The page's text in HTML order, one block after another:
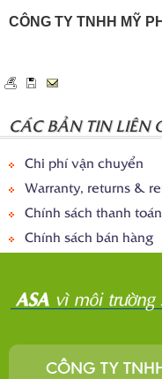
CÔNG TY TNHH MỸ
CÁC BẢN TIN LIÊN
Chi phí vận chuyển
Warranty, returns &
Chính sách thanh toán
Chính sách bán hàng
CÔNG TY